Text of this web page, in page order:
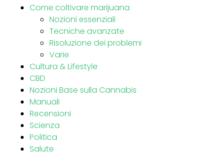
Come coltivare marijuana
Nozioni essenziali
Tecniche avanzate
Risoluzione dei problemi
Varie
Cultura & Lifestyle
CBD
Nozioni Base sulla Cannabis
Manuali
Recensioni
Scienza
Politica
Salute